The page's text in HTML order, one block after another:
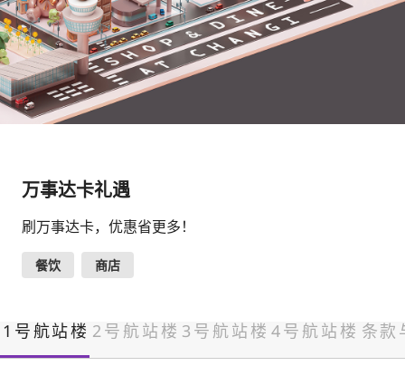
择
语
言:
万事达卡礼遇
刷万事达卡，优惠省更多！
餐饮 商店
1号航站楼 2号航站楼 3号航站楼 4号航站楼 条款